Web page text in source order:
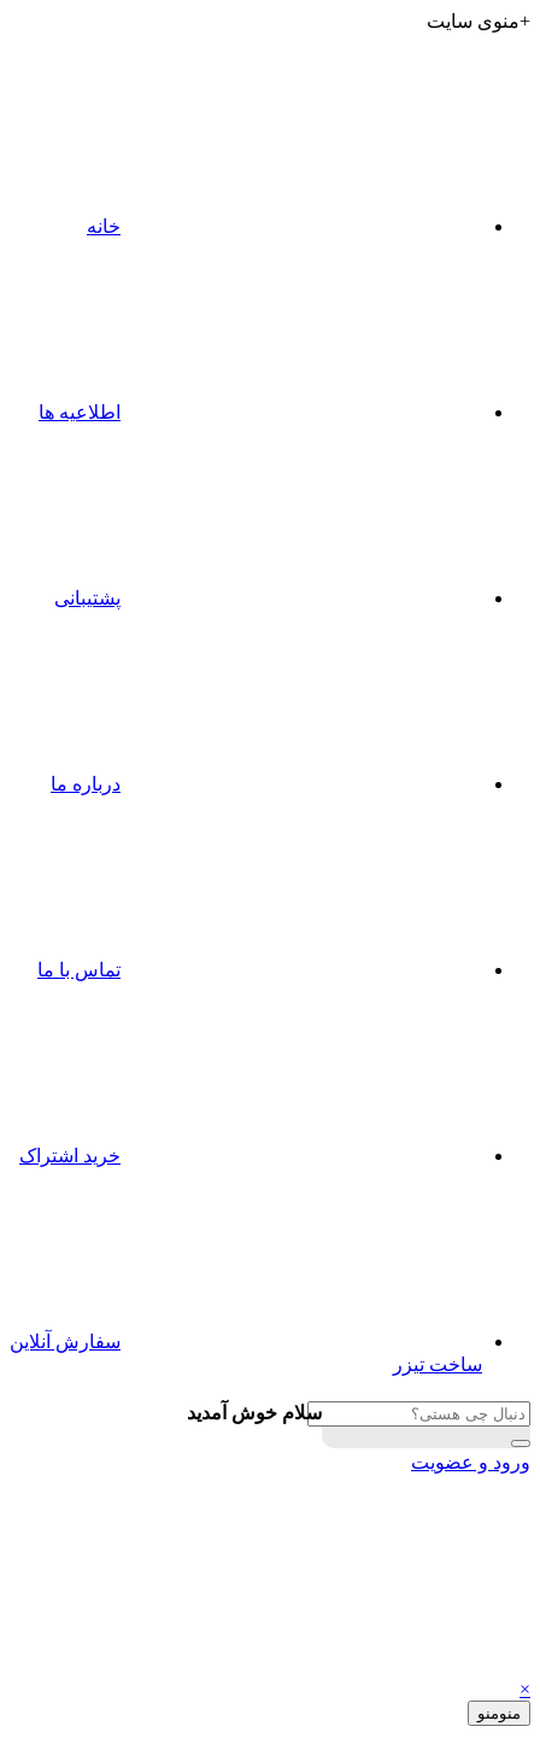
+منوی سایت
خانه
اطلاعیه ها
پشتیبانی
درباره ما
تماس با ما
خرید اشتراک
سفارش آنلاین
ساخت تیزر
سلام خوش آمدید
ورود و عضویت
×
منومنو